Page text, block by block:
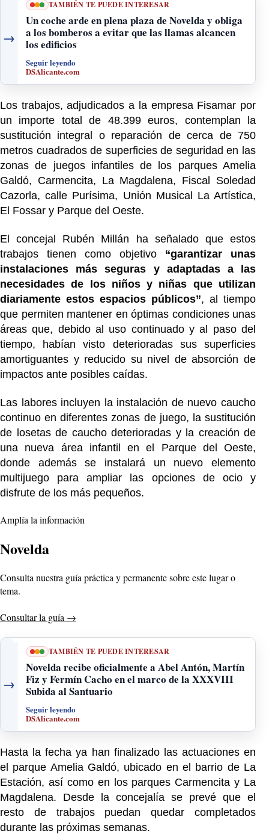
→
TAMBIÉN TE PUEDE INTERESAR
Un coche arde en plena plaza de Novelda y obliga
a los bomberos a evitar que las llamas alcancen
los edificios
Seguir leyendo
DSAlicante.com
Los trabajos, adjudicados a la empresa Fisamar por
un importe total de 48.399 euros, contemplan la
sustitución integral o reparación de cerca de 750
metros cuadrados de superficies de seguridad en las
zonas de juegos infantiles de los parques Amelia
Galdó, Carmencita, La Magdalena, Fiscal Soledad
Cazorla, calle Purísima, Unión Musical La Artística,
El Fossar y Parque del Oeste.
El concejal Rubén Millán ha señalado que estos
trabajos tienen como objetivo “garantizar unas
instalaciones más seguras y adaptadas a las
necesidades de los niños y niñas que utilizan
diariamente estos espacios públicos”, al tiempo
que permiten mantener en óptimas condiciones unas
áreas que, debido al uso continuado y al paso del
tiempo, habían visto deterioradas sus superficies
amortiguantes y reducido su nivel de absorción de
impactos ante posibles caídas.
Las labores incluyen la instalación de nuevo caucho
continuo en diferentes zonas de juego, la sustitución
de losetas de caucho deterioradas y la creación de
una nueva área infantil en el Parque del Oeste,
donde además se instalará un nuevo elemento
multijuego para ampliar las opciones de ocio y
disfrute de los más pequeños.
Amplía la información
Novelda
Consulta nuestra guía práctica y permanente sobre este lugar o
tema.
Consultar la guía →
→
TAMBIÉN TE PUEDE INTERESAR
Novelda recibe oficialmente a Abel Antón, Martín
Fiz y Fermín Cacho en el marco de la XXXVIII
Subida al Santuario
Seguir leyendo
DSAlicante.com
Hasta la fecha ya han finalizado las actuaciones en
el parque Amelia Galdó, ubicado en el barrio de La
Estación, así como en los parques Carmencita y La
Magdalena. Desde la concejalía se prevé que el
resto de trabajos puedan quedar completados
durante las próximas semanas.